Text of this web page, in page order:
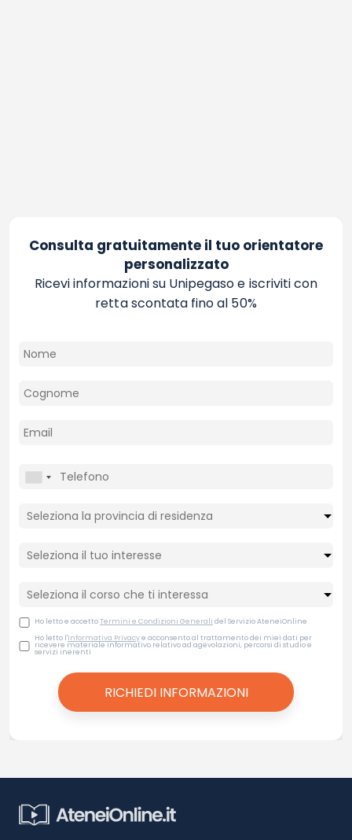
Consulta gratuitamente il tuo orientatore
personalizzato
Ricevi informazioni su Unipegaso e iscriviti con
retta scontata fino al 50%
Ho letto e accettoTermini e Condizioni Generali del Servizio AteneiOnline
Ho letto l'Informativa Privacye acconsento al trattamento dei miei dati per
ricevere materiale informativo relativo ad agevolazioni, percorsi di studio e
servizi inerenti